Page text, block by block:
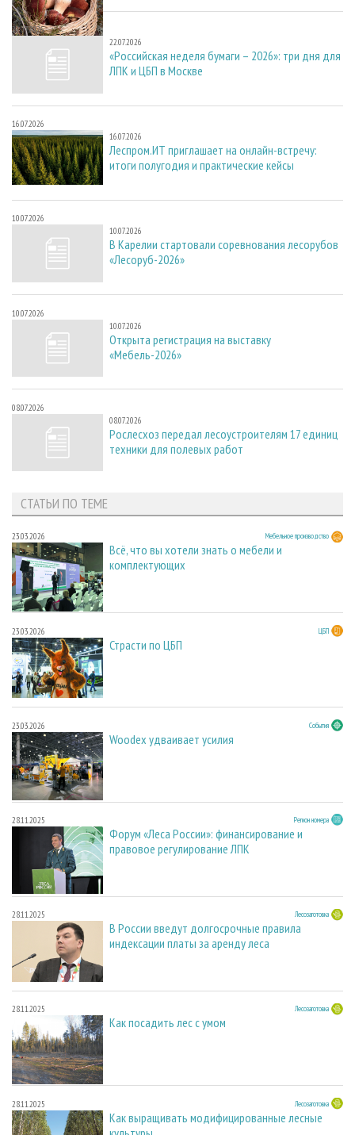
22.07.2026
22.07.2026
«Российская неделя бумаги – 2026»: три дня для
ЛПК и ЦБП в Москве
16.07.2026
16.07.2026
Леспром.ИТ приглашает на онлайн-встречу:
итоги полугодия и практические кейсы
10.07.2026
10.07.2026
В Карелии стартовали соревнования лесорубов
«Лесоруб-2026»
10.07.2026
10.07.2026
Открыта регистрация на выставку
«Мебель-2026»
08.07.2026
08.07.2026
Рослесхоз передал лесоустроителям 17 единиц
техники для полевых работ
СТАТЬИ ПО ТЕМЕ
23.03.2026 Мебельное производство
Всё, что вы хотели знать о мебели и
комплектующих
23.03.2026 ЦБП
Страсти по ЦБП
23.03.2026 События
Woodex удваивает усилия
28.11.2025 Регион номера
Форум «Леса России»: финансирование и
правовое регулирование ЛПК
28.11.2025 Лесозаготовка
В России введут долгосрочные правила
индексации платы за аренду леса
28.11.2025 Лесозаготовка
Как посадить лес с умом
28.11.2025 Лесозаготовка
Как выращивать модифицированные лесные